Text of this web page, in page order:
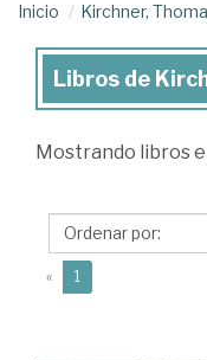
Inicio Kirchner,
Libros
Kirchner,
Libros de
Mostrando libros
« 1